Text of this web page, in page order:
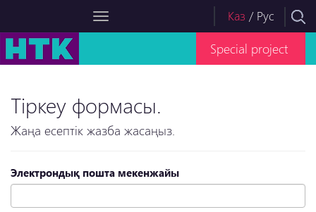
Каз / Рус
Special project
Тіркеу формасы.
Жаңа есептік жазба жасаңыз.
Электрондық пошта мекенжайы